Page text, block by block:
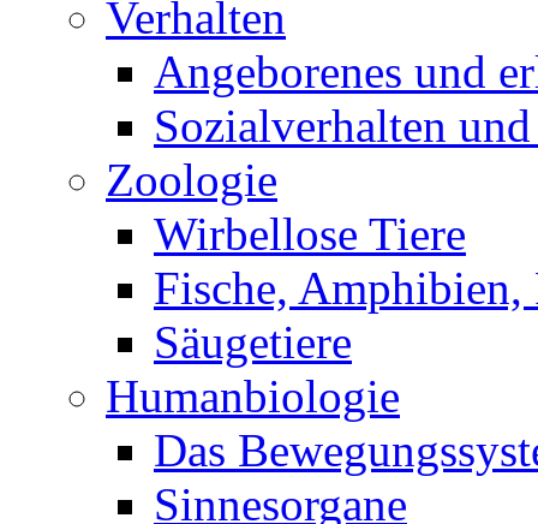
Verhalten
Angeborenes und
Sozialverhalten
Zoologie
Wirbellose Tiere
Fische,
Säugetiere
Humanbiologie
Das
Sinnesorgane